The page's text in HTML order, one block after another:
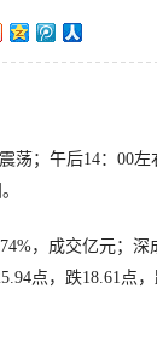
；午后14：00左
，成交亿元；深
点，跌18.61点